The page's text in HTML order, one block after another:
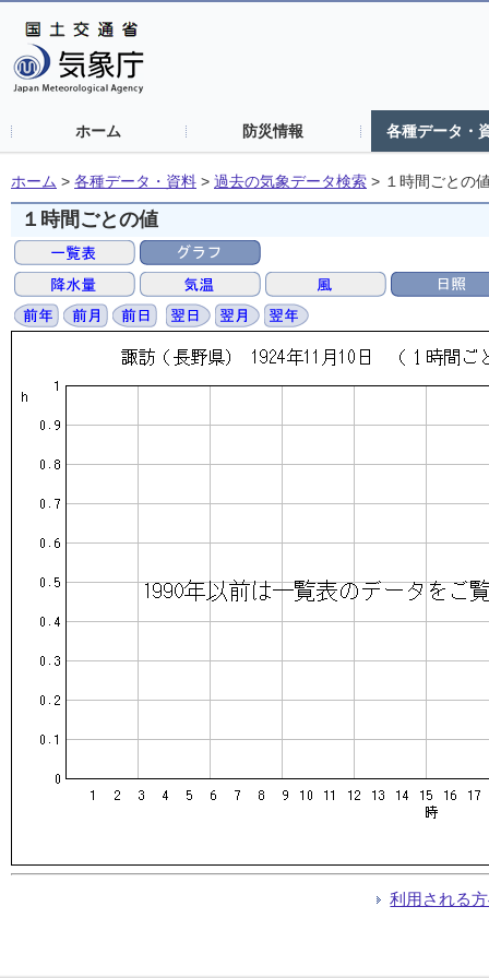
ホーム 防災情報 各種データ・
ホーム > 各種データ・資料 > 過去の気象データ検索 > １時間ごとの
１時間ごとの値
利用される